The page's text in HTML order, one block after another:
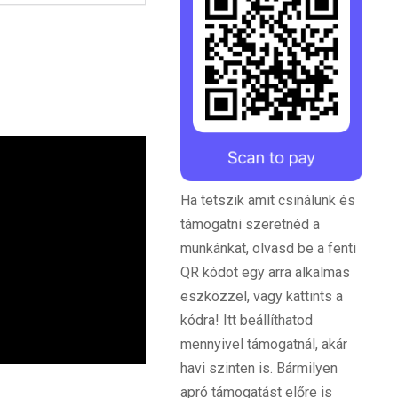
Ha tetszik amit csinálunk és
támogatni szeretnéd a
munkánkat, olvasd be a fenti
QR kódot egy arra alkalmas
eszközzel, vagy kattints a
kódra! Itt beállíthatod
mennyivel támogatnál, akár
havi szinten is. Bármilyen
apró támogatást előre is